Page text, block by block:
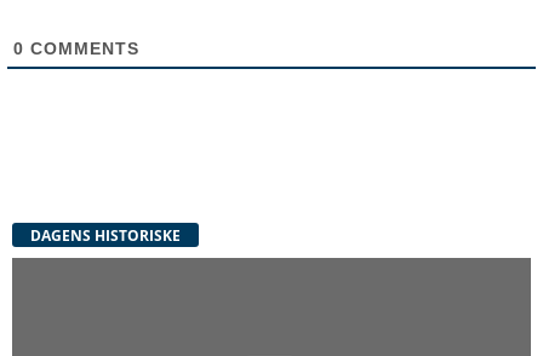
0 COMMENTS
DAGENS HISTORISKE